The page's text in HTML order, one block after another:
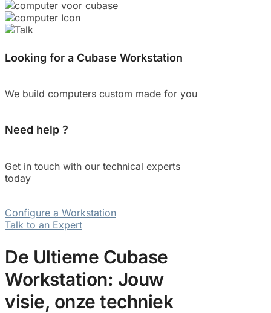
Looking for a Cubase Workstation
We build computers custom made for you
Need help ?
Get in touch with our technical experts
today
Configure a Workstation
Talk to an Expert
De Ultieme Cubase
Workstation: Jouw
visie, onze techniek